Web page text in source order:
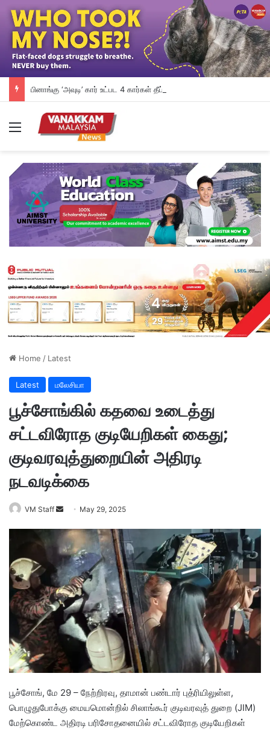
பினாங்கு ‘அவுடி’ கார் உட்பட 4 கார்கள் தீப்பற்றி சேதம்
Menu
Home / Latest
Latest மலேசியா
பூச்சோங்கில் கதவை உடைத்து
சட்டவிரோத குடியேறிகள் கைது;
குடிவரவுத்துறையின் அதிரடி
நடவடிக்கை
VM Staff
n
d
a
e
m
a
l
May 29, 2025
பூச்சோங், மே 29 – நேற்றிரவு, தாமான் பண்டார் புத்ரியிலுள்ள,
பொழுதுபோக்கு மையமொன்றில் சிலாங்கூர் குடிவரவுத் துறை (JIM)
மேற்கொண்ட அதிரடி பரிசோதனையில் சட்டவிரோத குடியேறிகள்